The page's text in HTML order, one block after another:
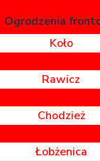
Ogrodzenia
Koło
Rawicz
Chodzież
Łobżenica